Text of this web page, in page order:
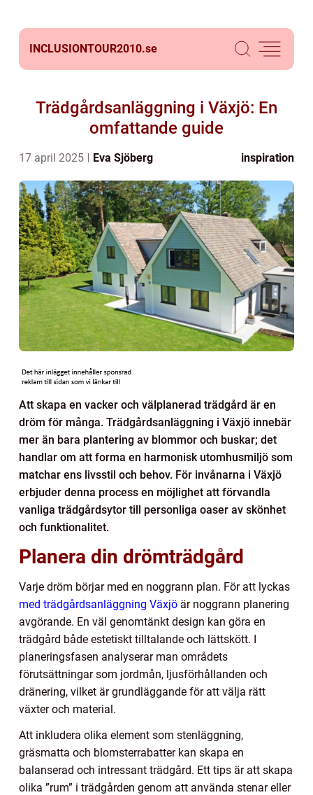
INCLUSIONTOUR2010.se
Trädgårdsanläggning i Växjö: En
omfattande guide
17 april 2025 Eva Sjöberg inspiration
Att skapa en vacker och välplanerad trädgård är en
dröm för många. Trädgårdsanläggning i Växjö innebär
mer än bara plantering av blommor och buskar; det
handlar om att forma en harmonisk utomhusmiljö som
matchar ens livsstil och behov. För invånarna i Växjö
erbjuder denna process en möjlighet att förvandla
vanliga trädgårdsytor till personliga oaser av skönhet
och funktionalitet.
Planera din drömträdgård
Varje dröm börjar med en noggrann plan. För att lyckas
med trädgårdsanläggning Växjö är noggrann planering
avgörande. En väl genomtänkt design kan göra en
trädgård både estetiskt tilltalande och lättskött. I
planeringsfasen analyserar man områdets
förutsättningar som jordmån, ljusförhållanden och
dränering, vilket är grundläggande för att välja rätt
växter och material.
Att inkludera olika element som stenläggning,
gräsmatta och blomsterrabatter kan skapa en
balanserad och intressant trädgård. Ett tips är att skapa
olika ”rum” i trädgården genom att använda stenar eller